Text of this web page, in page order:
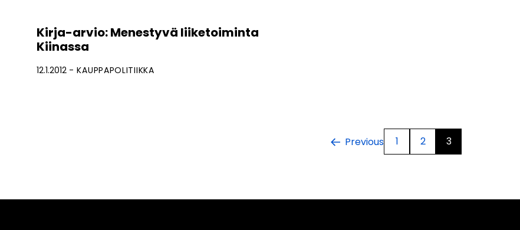
Kirja-arvio: Menestyvä liiketoiminta
Kiinassa
12.1.2012 KAUPPAPOLITIIKKA
Previous 1 2 3